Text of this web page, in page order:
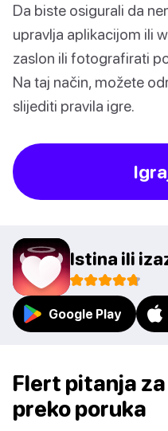
Da biste osigurali da
upravlja aplikacijom ili
zaslon ili fotografirati
Na taj način, možete
slijediti pravila igre.
Istina ili
Google Play
Flert pitanja
preko poruka